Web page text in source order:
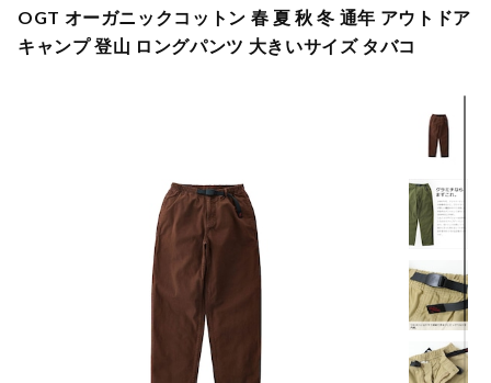
OGT オーガニックコットン 春 夏 秋 冬 通年 アウトドア
キャンプ 登山 ロングパンツ 大きいサイズ タバコ